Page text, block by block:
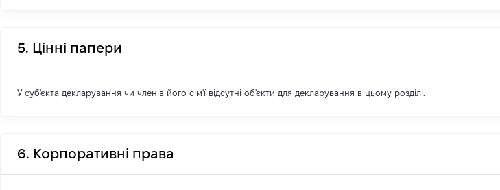
5. Цінні папери
У суб'єкта декларування чи членів його сім'ї відсутні об'єкти для декларування в цьому розділі.
6. Корпоративні права